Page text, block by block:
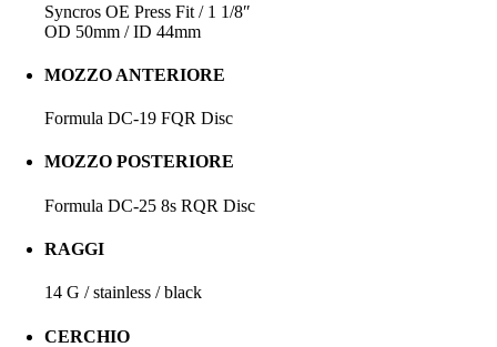
Syncros OE Press Fit / 1 1/8″
OD 50mm / ID 44mm
MOZZO ANTERIORE
Formula DC-19 FQR Disc
MOZZO POSTERIORE
Formula DC-25 8s RQR Disc
RAGGI
14 G / stainless / black
CERCHIO